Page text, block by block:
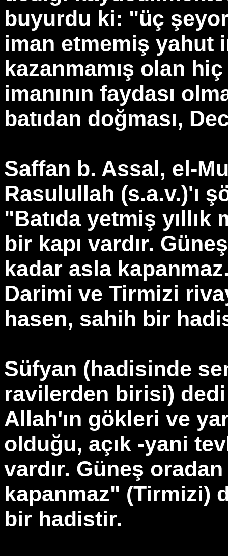
buyurdu ki: "üç
iman etmemiş yahut
kazanmamış olan
imanının faydası
batıdan doğması,
Saffan b. Assal, el-
Rasulullah (s.a.v.)'ı
"Batıda yetmiş yıllık
bir kapı vardır.
kadar asla
Darimi ve Tirmizi
hasen, sahih bir
Süfyan (hadisinde
ravilerden birisi)
Allah'ın gökleri ve
olduğu, açık -yani
vardır. Güneş
kapanmaz" (Tirmizi)
bir hadistir.